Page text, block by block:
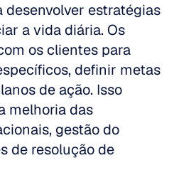
desenvolver estratégias
a vida diária. Os
os clientes para
definir metas
de ação. Isso
melhoria das
gestão do
de resolução de